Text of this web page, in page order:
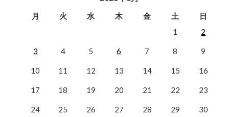
月 火 水 木 金 土
日
1
2
3 4 5 6 7 8 9
10 11 12 13 14 15 16
17 18 19 20 21 22 23
24 25 26 27 28 29 30